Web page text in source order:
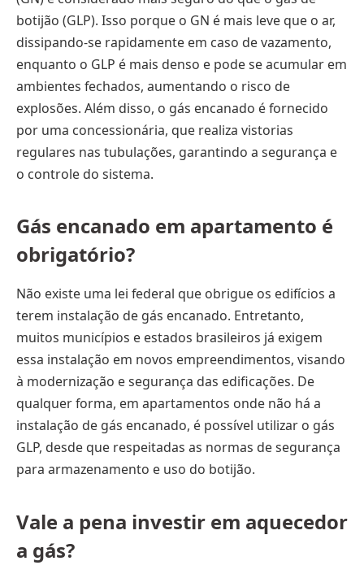
botijão (GLP). Isso porque o GN é mais leve que o ar,
dissipando-se rapidamente em caso de vazamento,
enquanto o GLP é mais denso e pode se acumular em
ambientes fechados, aumentando o risco de
explosões. Além disso, o gás encanado é fornecido
por uma concessionária, que realiza vistorias
regulares nas tubulações, garantindo a segurança e
o controle do sistema.
Gás encanado em apartamento é
obrigatório?
Não existe uma lei federal que obrigue os edifícios a
terem instalação de gás encanado. Entretanto,
muitos municípios e estados brasileiros já exigem
essa instalação em novos empreendimentos, visando
à modernização e segurança das edificações. De
qualquer forma, em apartamentos onde não há a
instalação de gás encanado, é possível utilizar o gás
GLP, desde que respeitadas as normas de segurança
para armazenamento e uso do botijão.
Vale a pena investir em aquecedor
a gás?